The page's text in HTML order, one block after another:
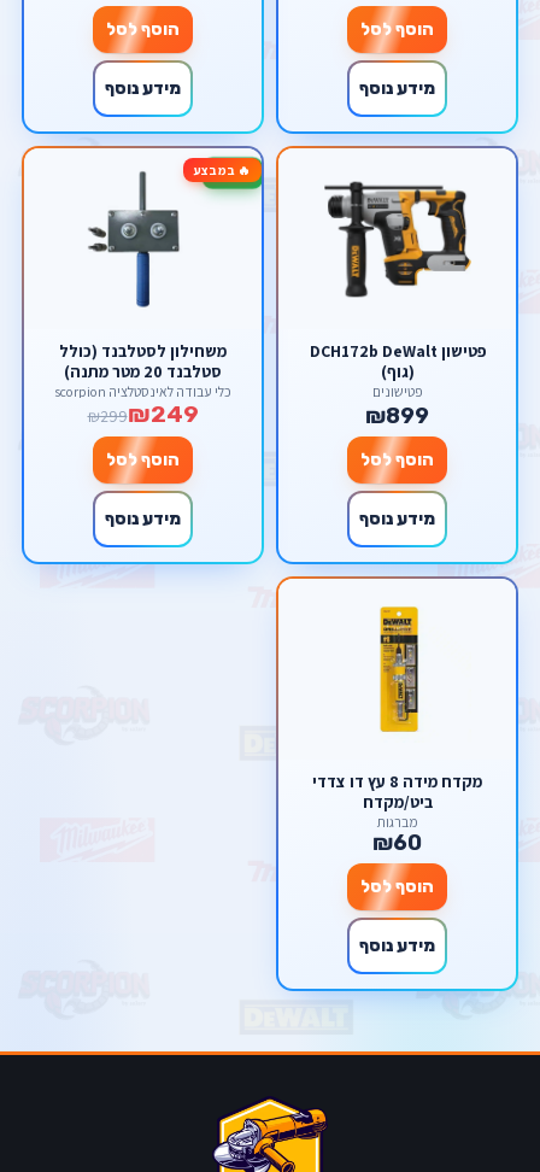
הוסף לסל
מידע נוסף
הוסף לסל
מידע נוסף
פטישון DCH172b DeWalt
(גוף)
פטישונים
₪899
הוסף לסל
מידע נוסף
🔥 במבצע-17%
משחילון לסטלבנד (כולל
סטלבנד 20 מטר מתנה)
כלי עבודה לאינסטלציה scorpion
₪249
₪299
הוסף לסל
מידע נוסף
מקדח מידה 8 עץ דו צדדי
ביט/מקדח
מברגות
₪60
הוסף לסל
מידע נוסף